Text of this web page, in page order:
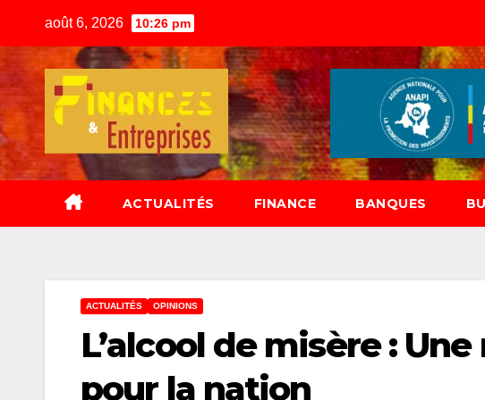
content
août 6, 2026 10:26 pm
ACTUALITÉS FINANCE BANQUES
ACTUALITÉS OPINIONS
L’alcool de misère :
pour la nation